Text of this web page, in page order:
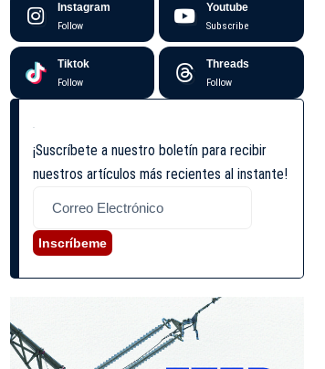
Instagram
Follow
Youtube
Subscribe
Tiktok
Follow
Threads
Follow
¡Suscríbete a nuestro boletín para recibir
nuestros artículos más recientes al instante!
Inscríbeme